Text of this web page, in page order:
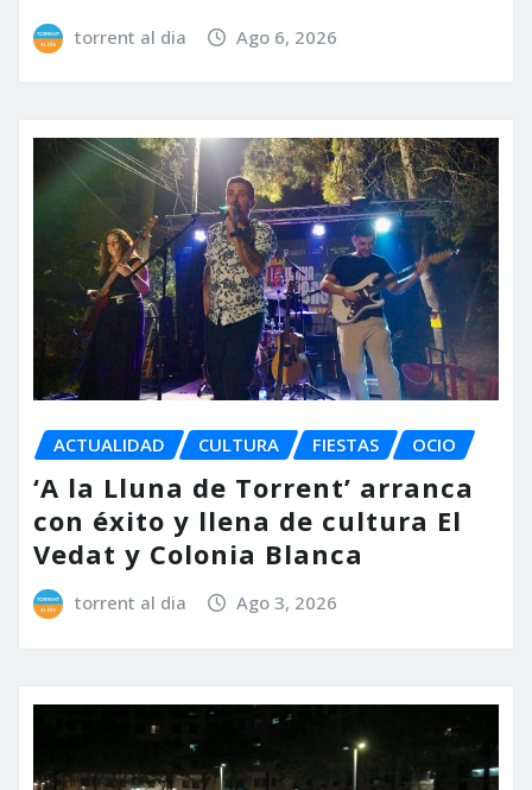
torrent al dia Ago 6, 2026
ACTUALIDAD CULTURA FIESTAS OCIO
‘A la Lluna de Torrent’ arranca
con éxito y llena de cultura El
Vedat y Colonia Blanca
torrent al dia Ago 3, 2026